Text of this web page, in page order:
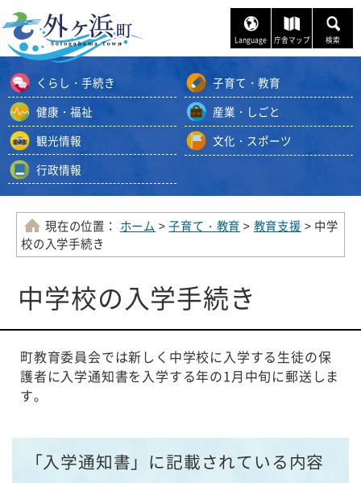
ナ
ビ
ゲ
シ
ョ
ン
ス
キ
ッ
サ
Language 庁舎マップ 検索
くらし・手続き
子育て・教育
健康・福祉
産業・しごと
観光情報
文化・スポーツ
行政情報
現在の位置： ホーム >子育て・教育 > 教育支援 > 中学
校の入学手続き
中学校の入学手続き
町教育委員会では新しく中学校に入学する生徒の保
護者に入学通知書を入学する年の1月中旬に郵送しま
す。
「入学通知書」に記載されている内容